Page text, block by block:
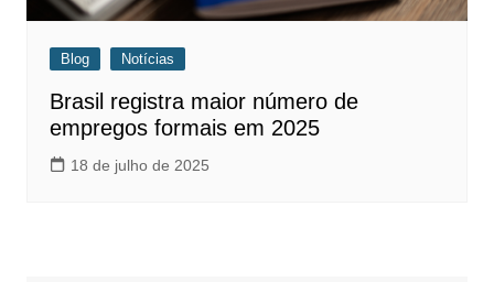
Blog Notícias
Brasil registra maior número de
empregos formais em 2025
18 de julho de 2025